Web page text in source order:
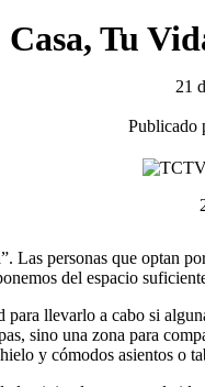
Casa, Tu
21
Publicado
personas que optan
del espacio
llevarlo a cabo si
sino una zona para
y cómodos asientos o